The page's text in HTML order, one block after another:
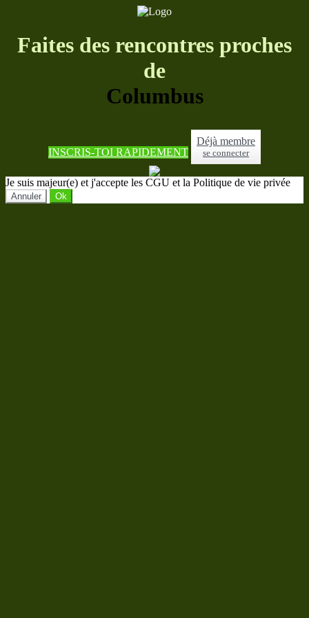
Faites des rencontres proches
de
Columbus
INSCRIS-TOI RAPIDEMENT
Déjà membre
se connecter
Je suis majeur(e) et j'accepte les CGU et la Politique de vie privée
Annuler Ok